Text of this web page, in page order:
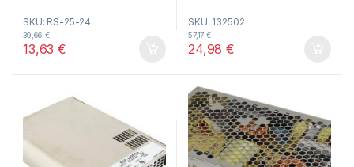
u
t
o
f
SKU: RS-25-24
13,63€
39,66€
u
t
o
f
SKU: 132502
24,98€
57,17€